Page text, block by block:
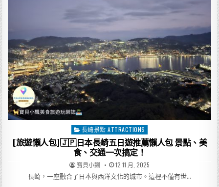
o
k
日
遊
薦
人
包
歷
史
路
面
電
火
山
×
天
文
館
美
食
Posted
in
長崎景點 ATTRACTIONS
[旅遊懶人包]🇯🇵日本長崎五日遊推薦懶人包 景點、美
食、交通一次搞定！
AUTHOR:
寶貝小飄 PUBLISHED
DATE:
12 11 月, 2025
長崎，一座融合了日本與西洋文化的城市。這裡不僅有世…